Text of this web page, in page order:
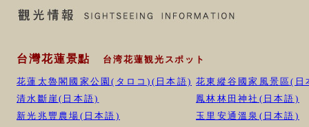
台灣花蓮景點 台湾花蓮観光スポット
花蓮太魯閣國家公園(タロコ)(日本語) 花東縱谷國家風景區(日
清水斷崖(日本語)
鳳林林田神社(日本語)
新光兆豐農場(日本語)
玉里安通溫泉(日本語)